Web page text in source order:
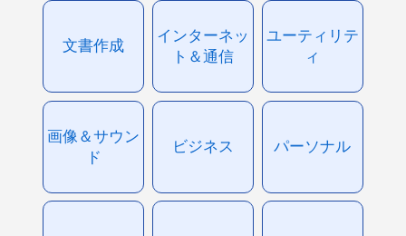
文書作成
インターネッ
ト＆通信
ユーティリテ
ィ
画像＆サウン
ド
ビジネス パーソナル